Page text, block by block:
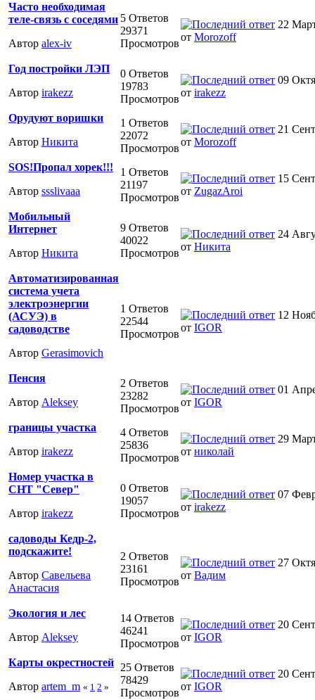
Часто необходимая
теле-связь с соседями
Автор alex-iv
5 Ответов
29371
Просмотров
22
от Morozoff
Год постройки ЛЭП
Автор irakezz
0 Ответов
19783
Просмотров
09
от irakezz
Орудуют воришки
Автор Никита
1 Ответов
22072
Просмотров
21
от Morozoff
SOS!Пропал хорек!!!
Автор ssslivaaa
1 Ответов
21197
Просмотров
15
от ZugazAroi
Мобильный
Интернет
Автор Никита
9 Ответов
40022
Просмотров
24
от Никита
Автоматизированная
система учета
электроэнергии
(АСУЭ) в
садоводстве
Автор Gerasimovich
1 Ответов
22544
Просмотров
12
от IGOR
Пенсия
Автор Aleksey
2 Ответов
23282
Просмотров
01
от IGOR
границы участка
Автор irakezz
4 Ответов
25836
Просмотров
29
от николай
Номер участка в
СНТ "Север"
Автор irakezz
0 Ответов
19057
Просмотров
07
от irakezz
садоводы Кедр-2,
подскажите!
Автор Савельева
Анастасия
2 Ответов
23161
Просмотров
27
от Вадим
Экология и лес
Автор Aleksey
14 Ответов
46241
Просмотров
20
от IGOR
Карты окрестностей
Автор artem_m « 1 2 »
25 Ответов
78429
Просмотров
20
от IGOR